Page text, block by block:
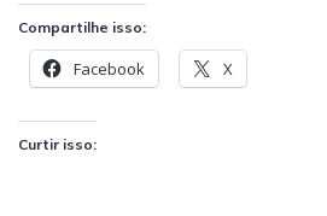
Compartilhe isso:
Facebook X
Curtir isso: